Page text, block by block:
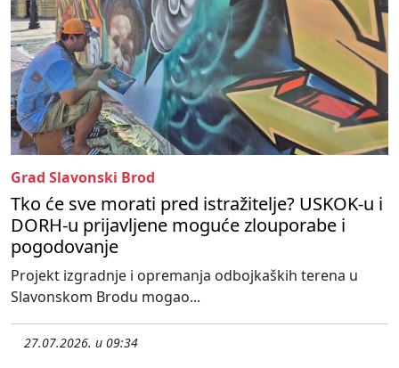
Grad Slavonski Brod
Tko će sve morati pred istražitelje? USKOK-u i
DORH-u prijavljene moguće zlouporabe i
pogodovanje
Projekt izgradnje i opremanja odbojkaških terena u
Slavonskom Brodu mogao...
27.07.2026. u 09:34